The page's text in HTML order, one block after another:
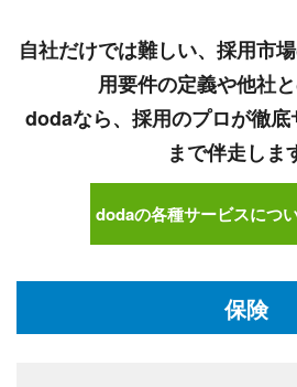
自社だけでは難しい、採用市
用要件の定義や他社
dodaなら、採用のプロが徹
まで伴走しま
dodaの各種サービスにつ
保険